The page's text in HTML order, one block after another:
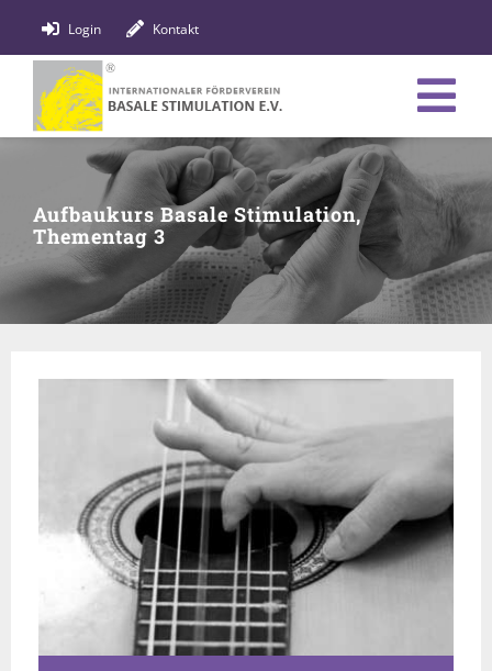
Inhalt
springen
Login Kontakt
Bildung
Fachpersonen
News
Aufbaukurs Basale Stimulation,
Thementag 3